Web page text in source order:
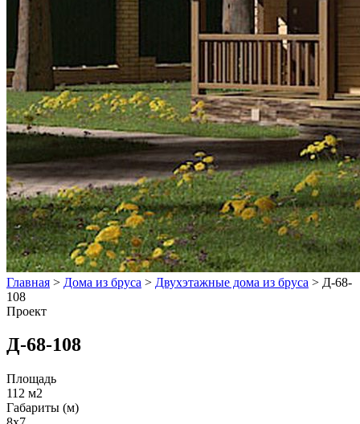
Главная > Дома из бруса > Двухэтажные дома из бруса > Д-68-
108
Проект
Д-68-108
Площадь
112 м2
Габариты (м)